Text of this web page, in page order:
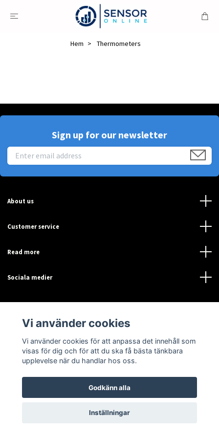
Hem Thermometers
Sign up for our newsletter
About us
Customer service
Read more
Sociala medier
© 2026 Sensor-Online
Vi använder cookies
Vi använder cookies för att anpassa det innehåll som
visas för dig och för att du ska få bästa tänkbara
upplevelse när du handlar hos oss.
Godkänn alla
Inställningar